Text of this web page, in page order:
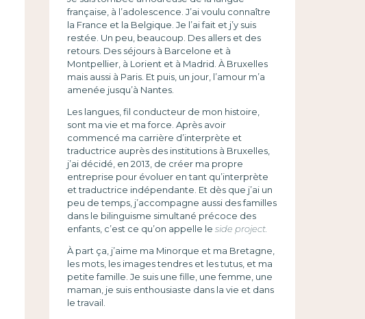
française, à l’adolescence. J’ai voulu connaître
la France et la Belgique. Je l’ai fait et j’y suis
restée. Un peu, beaucoup. Des allers et des
retours. Des séjours à Barcelone et à
Montpellier, à Lorient et à Madrid. À Bruxelles
mais aussi à Paris. Et puis, un jour, l’amour m’a
amenée jusqu’à Nantes.
Les langues, fil conducteur de mon histoire,
sont ma vie et ma force. Après avoir
commencé ma carrière d’interprète et
traductrice auprès des institutions à Bruxelles,
j’ai décidé, en 2013, de créer ma propre
entreprise pour évoluer en tant qu’interprète
et traductrice indépendante. Et dès que j’ai un
peu de temps, j’accompagne aussi des familles
dans le bilinguisme simultané précoce des
enfants, c’est ce qu’on appelle le side project.
À part ça, j’aime ma Minorque et ma Bretagne,
les mots, les images tendres et les tutus, et ma
petite famille. Je suis une fille, une femme, une
maman, je suis enthousiaste dans la vie et dans
le travail.